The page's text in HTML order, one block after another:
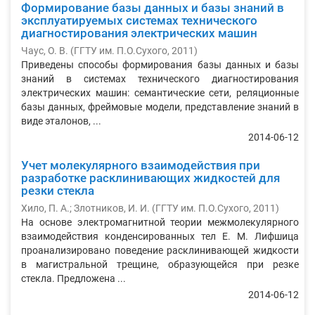
Формирование базы данных и базы знаний в
эксплуатируемых системах технического
диагностирования электрических машин
Чаус, О. В. (ГГТУ им. П.О.Сухого, 2011)
Приведены способы формирования базы данных и базы
знаний в системах технического диагностирования
электрических машин: семантические сети, реляционные
базы данных, фреймовые модели, представление знаний в
виде эталонов, ...
2014-06-12
Учет молекулярного взаимодействия при
разработке расклинивающих жидкостей для
резки стекла
Хило, П. А.;Злотников, И. И. (ГГТУ им. П.О.Сухого, 2011)
На основе электромагнитной теории межмолекулярного
взаимодействия конденсированных тел Е. М. Лифшица
проанализировано поведение расклинивающей жидкости
в магистральной трещине, образующейся при резке
стекла. Предложена ...
2014-06-12